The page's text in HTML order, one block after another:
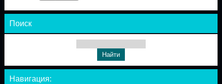
Поиск
Навигация: